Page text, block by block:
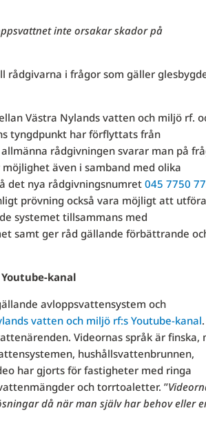
inte orsakar skador på
rådgivarna i frågor som gäller
Västra Nylands vatten och miljö rf.
tyngdpunkt har förflyttats från
rådgivningen svarar man på
även i samband med olika
det nya rådgivningsnumret045 7750
prövning också vara möjligt att utföra
systemet tillsammans med
samt ger råd gällande förbättrande
kanal
avloppsvattensystem och
vatten och miljö rf:s Youtube-kanal.
Videornas språk är finska,
hushållsvattenbrunnen,
har gjorts för fastigheter med ringa
och torrtoaletter. ”
då när man själv har behov eller